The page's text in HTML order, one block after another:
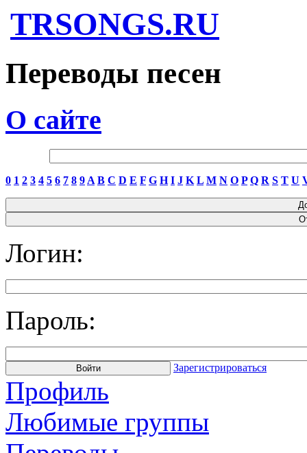
TRSONGS.RU
Переводы песен
О сайте
0 1 2 3 4 5 6 7 8 9 A B C D E F G H I J K L M N O P Q R S T U
Логин:
Пароль:
Зарегистрироваться
Профиль
Любимые группы